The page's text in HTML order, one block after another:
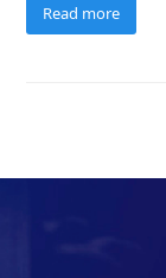
Read more